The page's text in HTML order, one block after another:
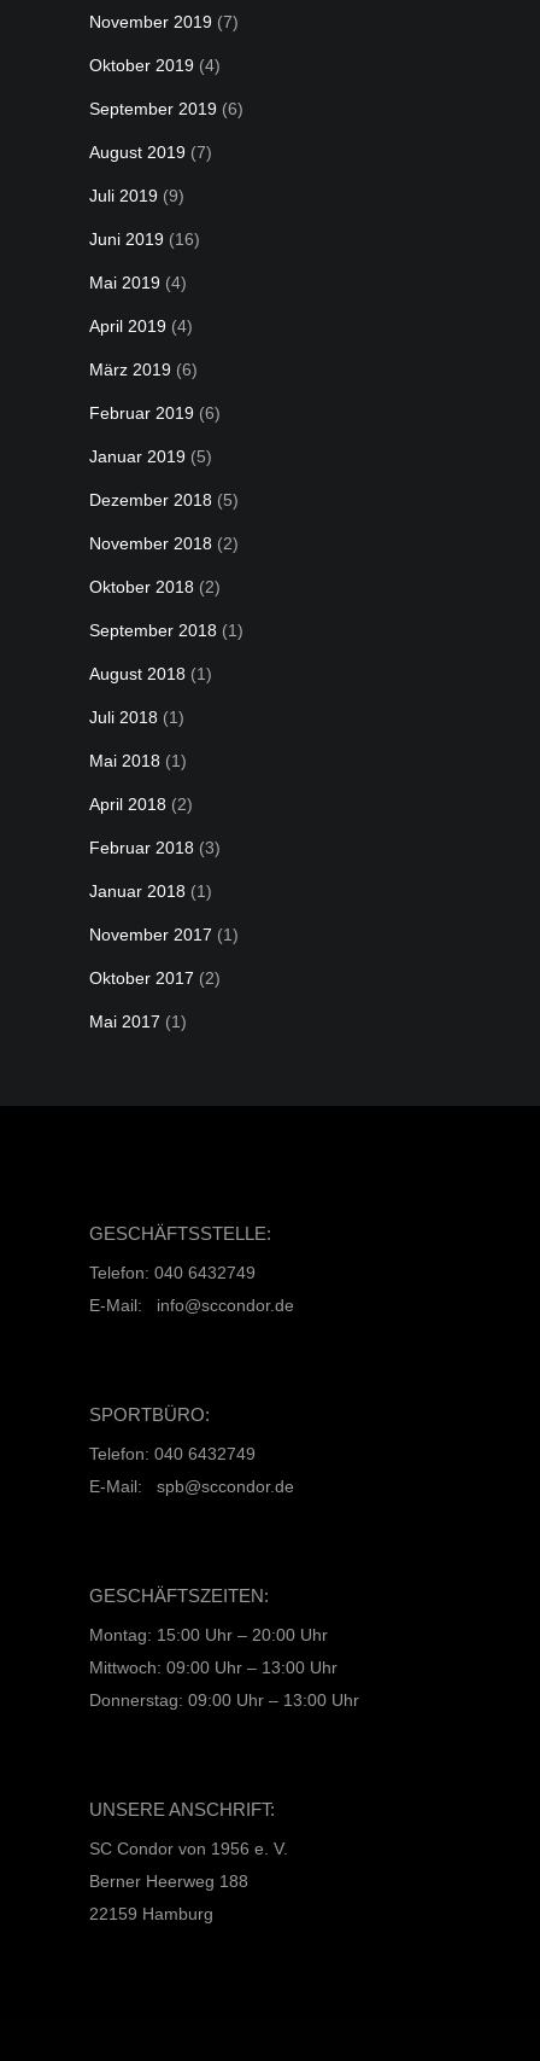
November 2019 (7)
Oktober 2019 (4)
September 2019 (6)
August 2019 (7)
Juli 2019 (9)
Juni 2019 (16)
Mai 2019 (4)
April 2019 (4)
März 2019 (6)
Februar 2019 (6)
Januar 2019 (5)
Dezember 2018 (5)
November 2018 (2)
Oktober 2018 (2)
September 2018 (1)
August 2018 (1)
Juli 2018 (1)
Mai 2018 (1)
April 2018 (2)
Februar 2018 (3)
Januar 2018 (1)
November 2017 (1)
Oktober 2017 (2)
Mai 2017 (1)
GESCHÄFTSSTELLE:
Telefon: 040 6432749
E-Mail: info@sccondor.de
SPORTBÜRO:
Telefon: 040 6432749
E-Mail: spb@sccondor.de
GESCHÄFTSZEITEN:
Montag: 15:00 Uhr – 20:00 Uhr
Mittwoch: 09:00 Uhr – 13:00 Uhr
Donnerstag: 09:00 Uhr – 13:00 Uhr
UNSERE ANSCHRIFT:
SC Condor von 1956 e. V.
Berner Heerweg 188
22159 Hamburg